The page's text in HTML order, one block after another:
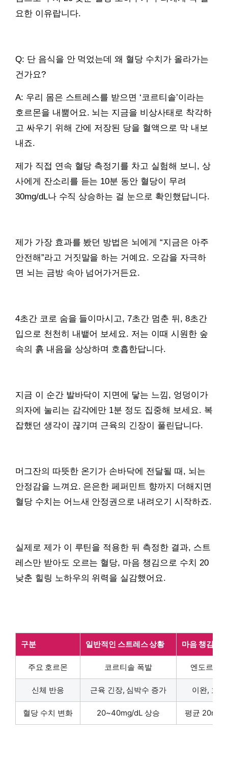
요한 이유랍니다.
Q: 단 음식을 안 먹었는데 왜 혈당 수치가 올라가는
건가요?
A: 우리 몸은 스트레스를 받으면 ‘코르티솔’이라는
호르몬을 내뿜어요. 뇌는 지금을 비상사태로 착각하
고 싸우기 위해 간에 저장된 당을 혈액으로 막 내보
내죠.
제가 직접 연속 혈당 측정기를 차고 실험해 보니, 상
사에게 잔소리를 듣는 10분 동안 혈당이 무려
30mg/dL나 수직 상승하는 걸 눈으로 확인했답니다.
제가 가장 효과를 봤던 방법은 뇌에게 “지금은 아주
안전해”라고 거짓말을 하는 거예요. 오감을 자극하
면 뇌는 금방 속아 넘어가거든요.
4초간 코로 숨을 들이마시고, 7초간 멈춘 뒤, 8초간
입으로 천천히 내뱉어 보세요. 저는 이때 시원한 숲
속의 흙 내음을 상상하며 호흡한답니다.
지금 이 순간 발바닥이 지면에 닿는 느낌, 엉덩이가
의자에 눌리는 감각에만 1분 정도 집중해 보세요. 복
잡했던 생각이 끊기며 근육의 긴장이 풀린답니다.
머그잔의 따뜻한 온기가 손바닥에 전달될 때, 뇌는
안정감을 느껴요. 은은한 페퍼민트 향까지 더해지면
혈당 수치는 어느새 안정권으로 내려오기 시작하죠.
실제로 제가 이 루틴을 적용한 뒤 측정한 결과, 스트
레스만 받아도 오르는 혈당, 마음 챙김으로 수치 20
낮춘 힐링 노하우의 위력을 실감했어요.
구분 일반적인 스트레스 상황 마음 챙김 적
주요 호르몬 코르티솔 폭발 엔도르핀
신체 반응 근육 긴장, 심박수 증가 이완, 호
혈당 수치 변화 20~40mg/dL 상승 평균 20mg/